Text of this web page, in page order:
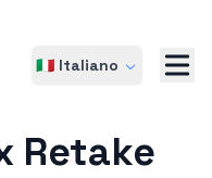
🇮🇹 Italiano
Retake